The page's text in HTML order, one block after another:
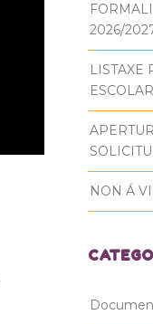
2026/
LISTAXE
NON Á